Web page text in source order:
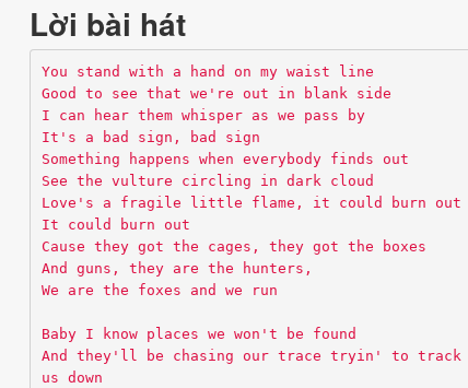
Lời bài hát
You stand with a hand on my waist line
Good to see that we're out in blank side
I can hear them whisper as we pass by
It's a bad sign, bad sign
Something happens when everybody finds out
See the vulture circling in dark cloud
Love's a fragile little flame, it could burn out
It could burn out
Cause they got the cages, they got the boxes
And guns, they are the hunters,
We are the foxes and we run
Baby I know places we won't be found
And they'll be chasing our trace tryin' to track
us down